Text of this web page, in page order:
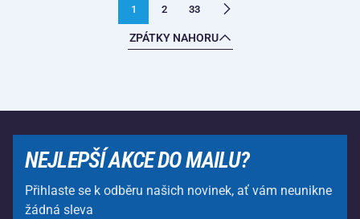
ZPÁTKY NAHORU
1 2 33
NEJLEPŠÍ AKCE DO MAILU?
Přihlaste se k odběru našich novinek, ať vám neunikne
žádná sleva